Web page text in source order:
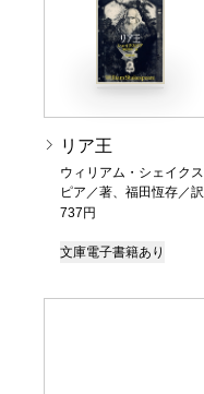
リア王
ウィリアム・シェイクス
ピア／著、福田恆存／訳
737円
文庫電子書籍あり